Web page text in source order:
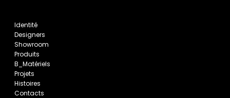
Identité
Designers
Showroom
Produits
B_Matériels
Projets
Histoires
Contacts